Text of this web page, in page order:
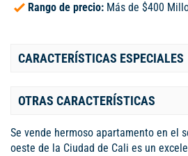
Rango de precio: Más de $400
CARACTERÍSTICAS ESPECIALES
OTRAS CARACTERÍSTICAS
Se vende hermoso apartamento en el
oeste de la Ciudad de Cali es un